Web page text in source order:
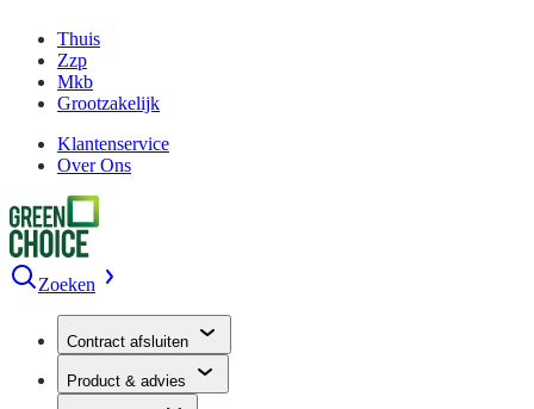
Thuis
Zzp
Mkb
Grootzakelijk
Klantenservice
Over Ons
Zoeken
Contract afsluiten
Product & advies